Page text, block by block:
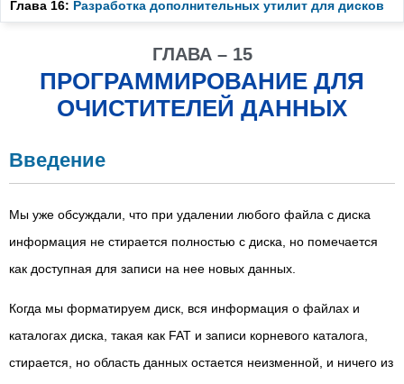
Глава 16: Разработка дополнительных утилит для дисков
ГЛАВА – 15
ПРОГРАММИРОВАНИЕ ДЛЯ
ОЧИСТИТЕЛЕЙ ДАННЫХ
Введение
Мы уже обсуждали, что при удалении любого файла с диска
информация не стирается полностью с диска, но помечается
как доступная для записи на нее новых данных.
Когда мы форматируем диск, вся информация о файлах и
каталогах диска, такая как FAT и записи корневого каталога,
стирается, но область данных остается неизменной, и ничего из